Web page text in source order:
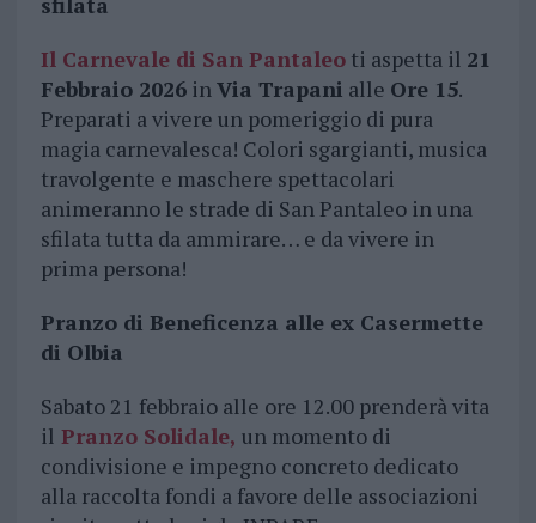
Il Carnevale di San Pantaleoti aspetta il 21
Febbraio 2026inVia Trapani alle Ore 15.
Preparati a vivere un pomeriggio di pura
magia carnevalesca! Colori sgargianti, musica
travolgente e maschere spettacolari
animeranno le strade di San Pantaleo in una
sfilata tutta da ammirare… e da vivere in
prima persona!
Pranzo di Beneficenza alle ex Casermette
di Olbia
Sabato 21 febbraio alle ore 12.00 prenderà vita
il Pranzo Solidale, un momento di
condivisione e impegno concreto dedicato
alla raccolta fondi a favore delle associazioni